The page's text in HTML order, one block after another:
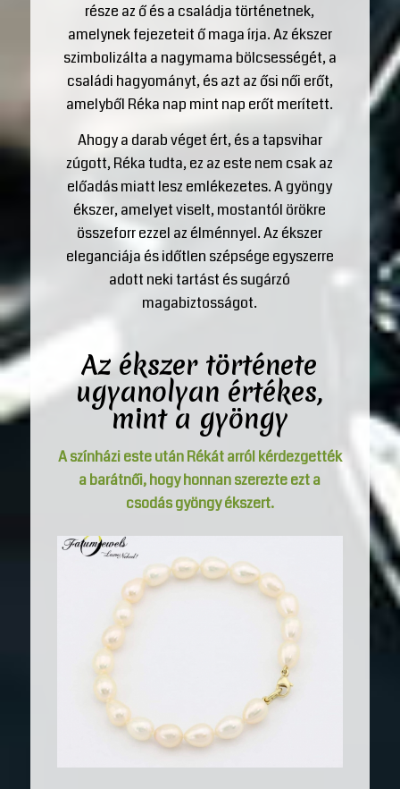
része az ő és a családja történetnek,
amelynek fejezeteit ő maga írja. Az ékszer
szimbolizálta a nagymama bölcsességét, a
családi hagyományt, és azt az ősi női erőt,
amelyből Réka nap mint nap erőt merített.
Ahogy a darab véget ért, és a tapsvihar
zúgott, Réka tudta, ez az este nem csak az
előadás miatt lesz emlékezetes. A gyöngy
ékszer, amelyet viselt, mostantól örökre
összeforr ezzel az élménnyel. Az ékszer
eleganciája és időtlen szépsége egyszerre
adott neki tartást és sugárzó
magabiztosságot.
Az ékszer története
ugyanolyan értékes,
mint a gyöngy
A színházi este után Rékát arról kérdezgették
a barátnői, hogy honnan szerezte ezt a
csodásgyöngy ékszert.